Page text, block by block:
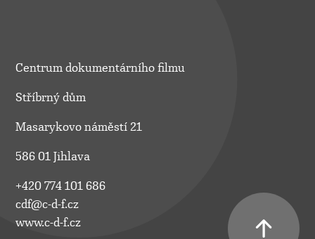
Centrum dokumentárního filmu
Stříbrný dům
Masarykovo náměstí 21
586 01 Jihlava
+420 774 101 686
cdf@c-d-f.cz
www.c-d-f.cz